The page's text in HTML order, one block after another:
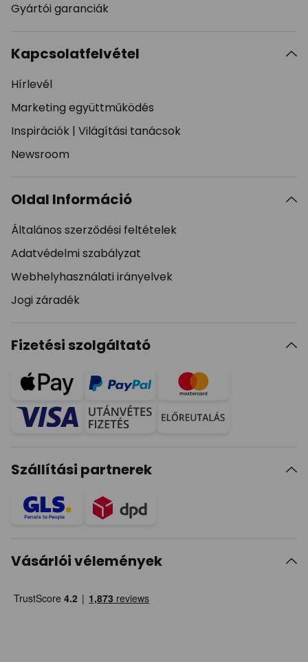
Gyártói garanciák
Kapcsolatfelvétel
Hírlevél
Marketing együttműködés
Inspirációk | Világítási tanácsok
Newsroom
Oldal Információ
Általános szerződési feltételek
Adatvédelmi szabályzat
Webhelyhasználati irányelvek
Jogi záradék
Fizetési szolgáltató
Szállítási partnerek
Vásárlói vélemények